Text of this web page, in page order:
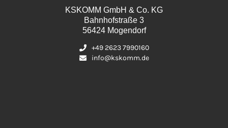
KSKOMM GmbH & Co. KG
Bahnhofstraße 3
56424 Mogendorf
+49 2623 7990160
info@kskomm.de